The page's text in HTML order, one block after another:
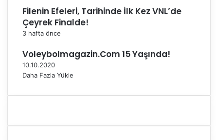
Filenin Efeleri, Tarihinde İlk Kez VNL’de
Çeyrek Finalde!
3 hafta önce
Voleybolmagazin.Com 15 Yaşında!
10.10.2020
Daha Fazla Yükle